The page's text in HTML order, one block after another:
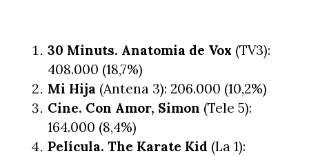
30 Minuts. Anatomia de Vox (TV3):
408.000 (18,7%)
Mi Hija (Antena 3): 206.000 (10,2%)
Cine. Con Amor, Simon (Tele 5):
164.000 (8,4%)
Película. The Karate Kid (La 1):